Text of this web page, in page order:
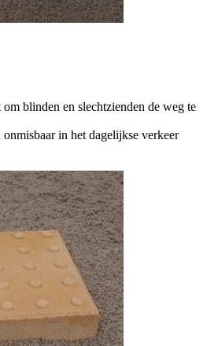
om blinden en slechtzienden de weg te
in het dagelijkse verkeer